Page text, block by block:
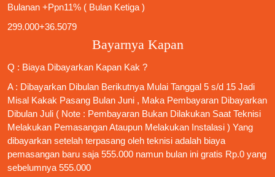
Bulanan +Ppn11% ( Bulan Ketiga )
299.000+36.5079
Bayarnya Kapan
Q : Biaya Dibayarkan Kapan Kak ?
A : Dibayarkan Dibulan Berikutnya Mulai Tanggal 5 s/d 15 Jadi
Misal Kakak Pasang Bulan Juni , Maka Pembayaran Dibayarkan
Dibulan Juli ( Note : Pembayaran Bukan Dilakukan Saat Teknisi
Melakukan Pemasangan Ataupun Melakukan Instalasi ) Yang
dibayarkan setelah terpasang oleh teknisi adalah biaya
pemasangan baru saja 555.000 namun bulan ini gratis Rp.0 yang
sebelumnya 555.000